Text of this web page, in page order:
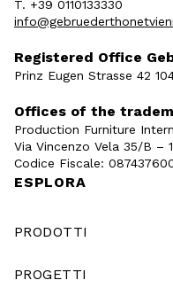
T. +39 0110133330
Registered Office
Prinz Eugen Strasse 42
Offices of the
Production Furniture
Via Vincenzo Vela 35/B –
Codice Fiscale:
ESPLORA
PRODOTTI
PROGETTI